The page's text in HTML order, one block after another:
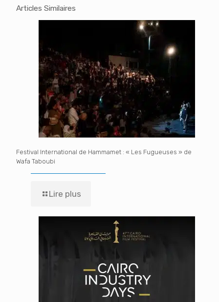
Articles Similaires
Festival International de Hammamet : « Les Fugueuses » de
Wafa Taboubi
Lire plus